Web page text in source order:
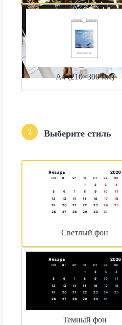
А4 (210×300 мм)
2 Выберите стиль
Светлый фон
Темный фон